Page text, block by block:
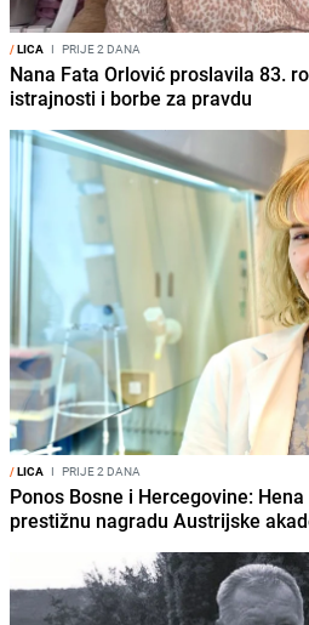
/LICA I PRIJE 2 DANA
Nana Fata Orlović proslavila 83.
istrajnosti i borbe za pravdu
/LICA I PRIJE 2 DANA
Ponos Bosne i Hercegovine:
prestižnu nagradu Austrijske